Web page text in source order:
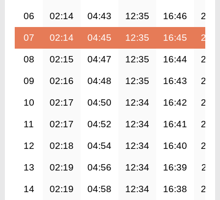
06 02:14 04:43 12:35 16:46
07 02:14 04:45 12:35 16:45
08 02:15 04:47 12:35 16:44
09 02:16 04:48 12:35 16:43
10 02:17 04:50 12:34 16:42
11 02:17 04:52 12:34 16:41
12 02:18 04:54 12:34 16:40
13 02:19 04:56 12:34 16:39
14 02:19 04:58 12:34 16:38